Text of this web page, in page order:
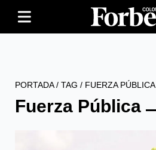
PORTADA/ TAG / FUERZA PÚBLICA
Fuerza Pública